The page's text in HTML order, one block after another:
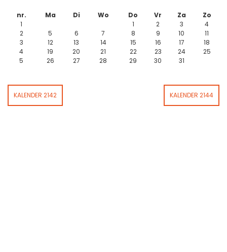
nr. Ma Di Wo Do Vr Za
Zo
1
1 2 3
4
2
5 6 7 8 9 10
11
3
12 13 14 15 16 17
18
4
19 20 21 22 23 24
25
5
26 27 28 29 30 31
KALENDER 2142 KALENDER 2144